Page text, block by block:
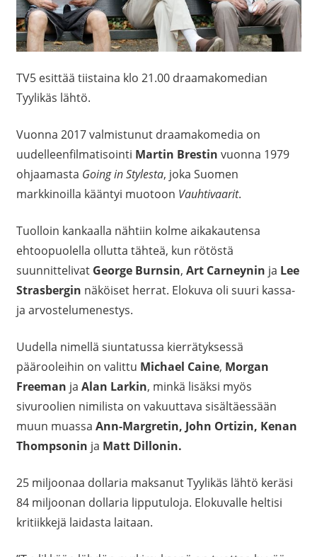
TV5 esittää tiistaina klo 21.00 draamakomedian
Tyylikäs lähtö.
Vuonna 2017 valmistunut draamakomedia on
uudelleenfilmatisointi Martin Brestin vuonna 1979
ohjaamasta Going in Stylesta, joka Suomen
markkinoilla kääntyi muotoon Vauhtivaarit.
Tuolloin kankaalla nähtiin kolme aikakautensa
ehtoopuolella ollutta tähteä, kun rötöstä
suunnittelivat George Burnsin, Art Carneynin ja Lee
Strasbergin näköiset herrat. Elokuva oli suuri kassa-
ja arvostelumenestys.
Uudella nimellä siuntatussa kierrätyksessä
päärooleihin on valittu Michael Caine, Morgan
Freeman ja Alan Larkin, minkä lisäksi myös
sivuroolien nimilista on vakuuttava sisältäessään
muun muassa Ann-Margretin, John Ortizin, Kenan
Thompsonin ja Matt Dillonin.
25 miljoonaa dollaria maksanut Tyylikäs lähtö keräsi
84 miljoonan dollaria lipputuloja. Elokuvalle heltisi
kritiikkejä laidasta laitaan.